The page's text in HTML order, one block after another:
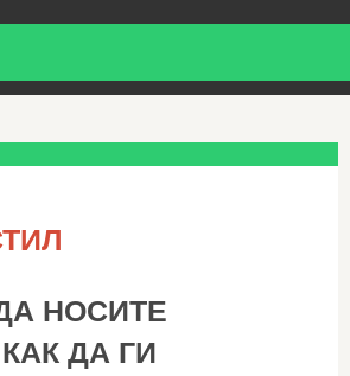
НОСИТЕ
ДА ГИ